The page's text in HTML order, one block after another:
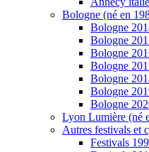
Bologne (né en
Bologne
Bologne
Bologne
Bologne
Bologne
Bologne
Bologne
Lyon Lumière (né
Autres festivals et
Festivals